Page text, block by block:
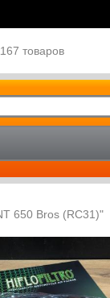
товаров
650 Bros (RC31)"